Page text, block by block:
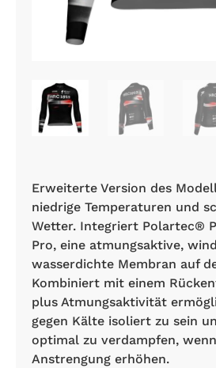
Erweiterte Version des
niedrige Temperaturen und
Wetter. Integriert Polartec®
Pro, eine atmungsaktive,
wasserdichte Membran auf
Kombiniert mit einem
plus Atmungsaktivität
gegen Kälte isoliert zu sein
optimal zu verdampfen,
Anstrengung erhöhen.